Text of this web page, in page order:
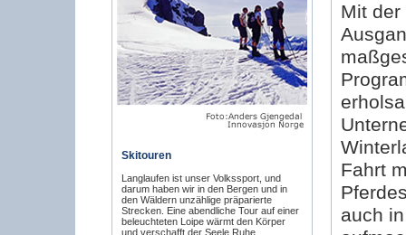
Skitouren
Langlaufen ist unser Volkssport, und
darum haben wir in den Bergen und in
den Wäldern unzählige präparierte
Strecken. Eine abendliche Tour auf einer
beleuchteten Loipe wärmt den Körper
und verschafft der Seele Ruhe.
Mit
Fahrt
auch